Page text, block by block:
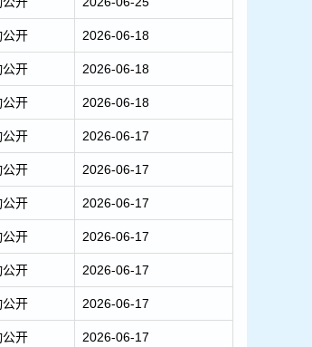
公开 2026-06-18
公开 2026-06-18
公开 2026-06-18
公开 2026-06-17
公开 2026-06-17
公开 2026-06-17
公开 2026-06-17
公开 2026-06-17
公开 2026-06-17
公开 2026-06-17